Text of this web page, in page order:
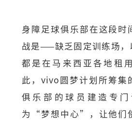
身障足球俱乐部在这段时
战是——缺乏固定训练场，
都是在马来西亚各地租
此，vivo圆梦计划所筹集
俱乐部的球员建造专
为“梦想中心”，让他们